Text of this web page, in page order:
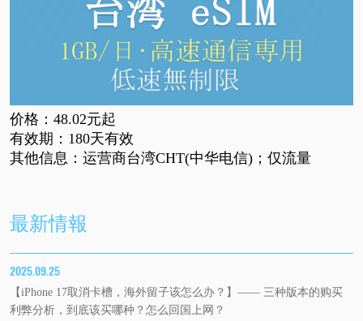
价格：48.02元起
有效期： 180天有效
其他信息：运营商台湾CHT(中华电信)；仅流量
最新情報
2025.09.25
【iPhone 17取消卡槽，海外留子该怎么办？】—— 三种版本的购买
利弊分析，到底该买哪种？怎么回国上网？